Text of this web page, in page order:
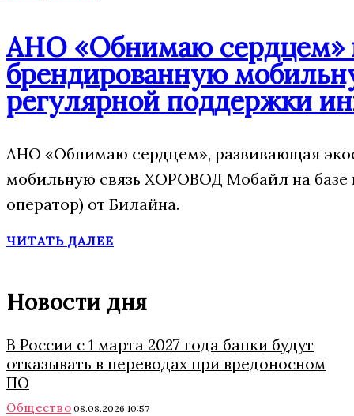
АНО «Обнимаю сердцем»
брендированную
регулярной поддержки
АНО «Обнимаю сердцем», развивающая
мобильную связь ХОРОВОД Мобайл на
оператор) от Билайна.
ЧИТАТЬ ДАЛЕЕ
Новости дня
В России с 1 марта 2027 года банки будут
отказывать в переводах при вредоносном
ПО
Общество 08.08.2026 10:57